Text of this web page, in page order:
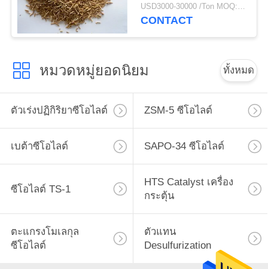
USD3000-30000 /Ton MOQ:1 กก
CONTACT
หมวดหมู่ยอดนิยม ทั้งหมด
ตัวเร่งปฏิกิริยาซีโอไลต์ ZSM-5 ซีโอไลต์
เบต้าซีโอไลต์ SAPO-34 ซีโอไลต์
ซีโอไลต์ TS-1
HTS Catalyst เครื่อง
กระตุ้น
ตะแกรงโมเลกุล
ซีโอไลต์
ตัวแทน
Desulfurization